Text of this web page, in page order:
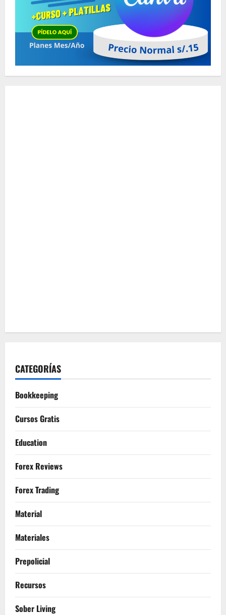
CATEGORÍAS
Bookkeeping
Cursos Gratis
Education
Forex Reviews
Forex Trading
Material
Materiales
Prepolicial
Recursos
Sober Living